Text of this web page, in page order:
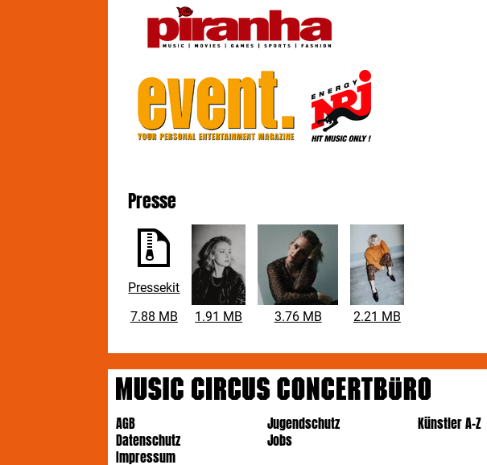
Presse
Pressekit
7.88 MB
1.91 MB 3.76 MB 2.21 MB
AGB
Datenschutz
Impressum
Jugendschutz
Jobs
Künstler A-Z